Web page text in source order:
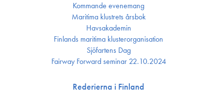
Kommande evenemang
Maritima klustrets årsbok
Havsakademin
Finlands maritima kluster­organisation
Sjöfartens Dag
Fairway Forward seminar 22.10.2024
Rederierna i Finland